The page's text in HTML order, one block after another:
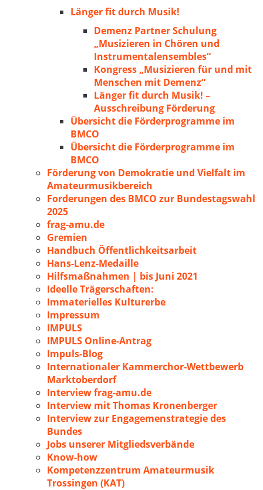
Länger fit durch Musik!
Demenz Partner Schulung
„Musizieren in Chören und
Instrumentalensembles“
Kongress „Musizieren für und mit
Menschen mit Demenz“
Länger fit durch Musik! –
Ausschreibung Förderung
Übersicht die Förderprogramme im
BMCO
Übersicht die Förderprogramme im
BMCO
Förderung von Demokratie und Vielfalt im
Amateurmusikbereich
Forderungen des BMCO zur Bundestagswahl
2025
frag-amu.de
Gremien
Handbuch Öffentlichkeitsarbeit
Hans-Lenz-Medaille
Hilfsmaßnahmen | bis Juni 2021
Ideelle Trägerschaften:
Immaterielles Kulturerbe
Impressum
IMPULS
IMPULS Online-Antrag
Impuls-Blog
Internationaler Kammerchor-Wettbewerb
Marktoberdorf
Interview frag-amu.de
Interview mit Thomas Kronenberger
Interview zur Engagemenstrategie des
Bundes
Jobs unserer Mitgliedsverbände
Know-how
Kompetenzzentrum Amateurmusik
Trossingen (KAT)